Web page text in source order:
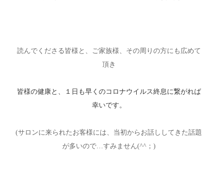
読んでくださる皆様と、ご家族様、その周りの方にも広めて
頂き
皆様の健康と、１日も早くのコロナウイルス終息に繋がれば
幸いです。
(サロンに来られたお客様には、当初からお話ししてきた話題
が多いので…すみません(^^；)